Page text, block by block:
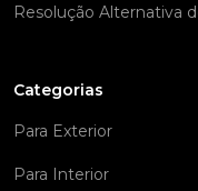
Resolução Alternativa
Categorias
Para Exterior
Para Interior